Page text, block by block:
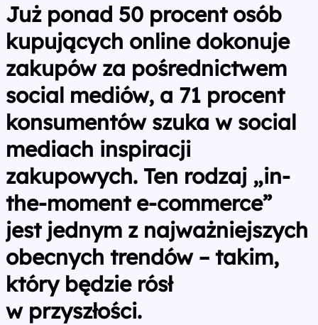
Już ponad 50 procent osób
kupujących online dokonuje
zakupów za pośrednictwem
social mediów, a 71 procent
konsumentów szuka w social
mediach inspiracji
zakupowych. Ten rodzaj „in-
the-moment e‑commerce”
jest jednym z najważniejszych
obecnych trendów – takim,
który będzie rósł
w przyszłości.